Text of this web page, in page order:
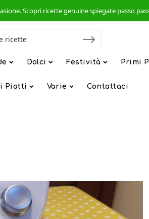
Scopri ricette genuine spiegate passo
Dolci Festività Primi
Piatti Varie Contattaci